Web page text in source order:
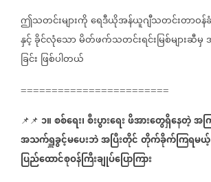
ဤသတင်းများကိုရေဒီယိုအန်ယူဂျီသတင်းတာဝန်ခံ
နှင့်ခိုင်လုံသောမိတ်ဖက်သတင်းရင်းမြစ်များဆီမှ
ခြင်း ဖြစ်ပါတယ်
========================
📌📌 ၁။စစ်ရေး၊စီးပွားရေးဖိအားတွေရှိနေတဲ့အ
အသက်ရှူခွင့်မပေးဘဲအပြီးတိုင်တိုက်ခိုက်ကြရမယ့်
ပြည်ထောင်စုဝန်ကြီးချုပ်ပြောကြား